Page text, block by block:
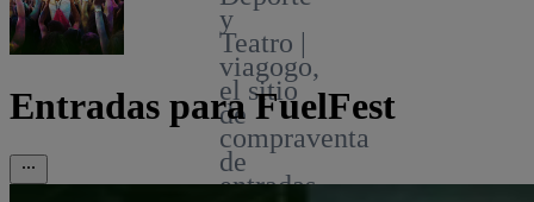
y
Teatro |
viagogo,
el sitio
de
compraventa
de
entradas
Entradas para FuelFest